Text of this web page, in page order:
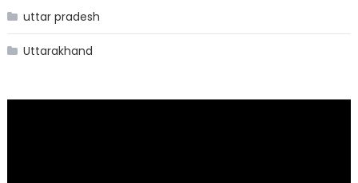
uttar pradesh
Uttarakhand